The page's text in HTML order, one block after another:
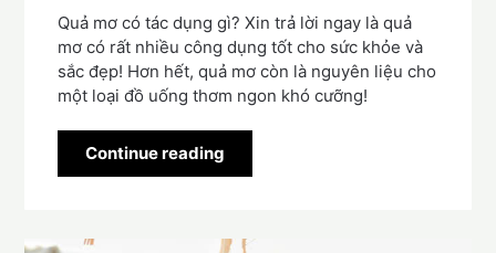
Quả mơ có tác dụng gì? Xin trả lời ngay là quả
mơ có rất nhiều công dụng tốt cho sức khỏe và
sắc đẹp! Hơn hết, quả mơ còn là nguyên liệu cho
một loại đồ uống thơm ngon khó cưỡng!
Continue reading